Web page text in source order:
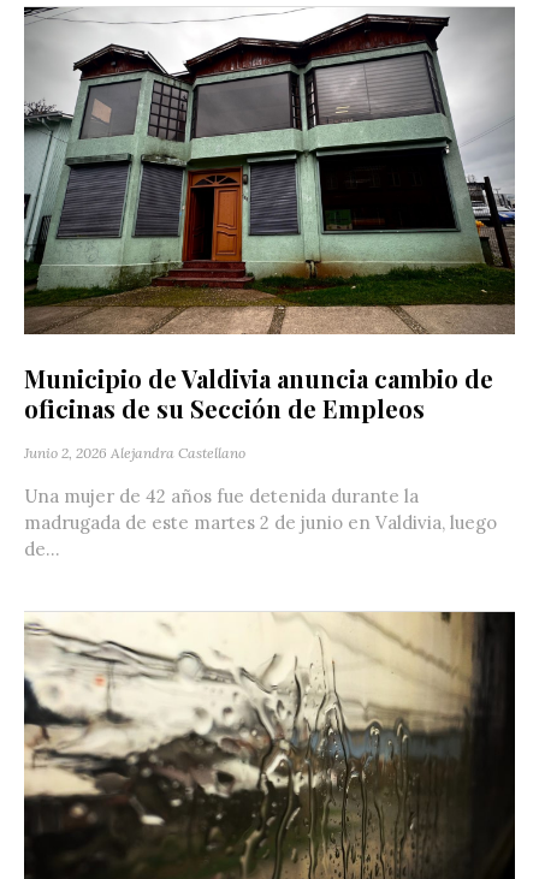
Municipio de Valdivia anuncia cambio de
oficinas de su Sección de Empleos
Junio 2, 2026 Alejandra Castellano
Una mujer de 42 años fue detenida durante la
madrugada de este martes 2 de junio en Valdivia, luego
de...